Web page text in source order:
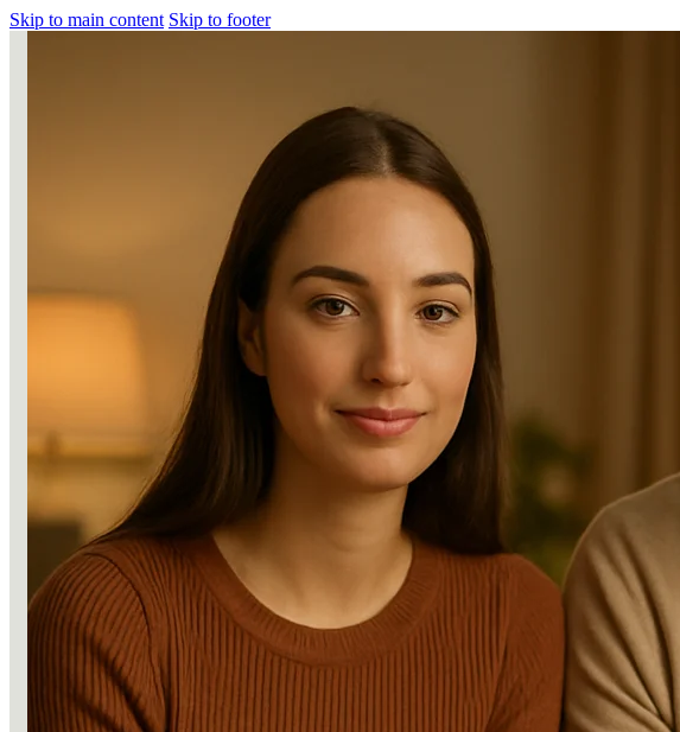
Skip to main content Skip to footer